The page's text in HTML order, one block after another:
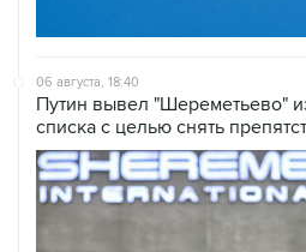
06 августа, 18:40
Путин вывел "Шереметьево"
списка с целью снять